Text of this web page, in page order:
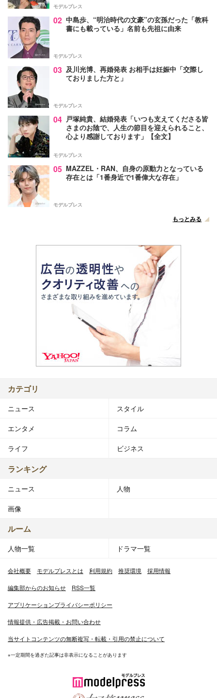
モデルプレス
02 中島歩、“明治時代の文豪”の玄孫だった「教科
書にも載っている」名前も先祖に由来
モデルプレス
03 及川光博、再婚発表 お相手は妊娠中「交際し
ておりました方と」
モデルプレス
04 戸塚純貴、結婚発表「いつも支えてくださる皆
さまのお陰で、人生の節目を迎えられること、
心より感謝しております」【全文】
モデルプレス
05 MAZZEL・RAN、自身の原動力となっている
存在とは「1番身近で1番偉大な存在」
モデルプレス
もっとみる
カテゴリ
ニュース スタイル
エンタメ コラム
ライフ ビジネス
ランキング
ニュース 人物
画像
ルーム
人物一覧 ドラマ一覧
会社概要 モデルプレスとは 利用規約 推奨環境 採用情報
編集部からのお知らせ RSS一覧
アプリケーションプライバシーポリシー
情報提供・広告掲載・お問い合わせ
当サイトコンテンツの無断複写・転載・引用の禁止について
※一定期間を過ぎた記事は非表示になることがあります